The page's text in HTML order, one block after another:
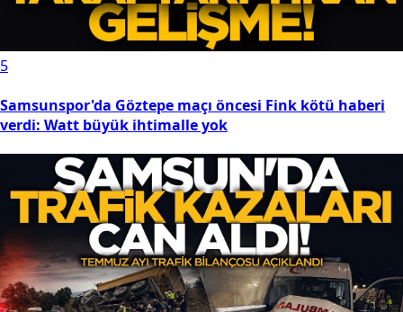
5
Samsunspor'da Göztepe maçı öncesi Fink kötü haberi
verdi: Watt büyük ihtimalle yok